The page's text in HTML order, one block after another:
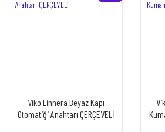
Viko Linnera Beyaz Kapı
Otomatiği Anahtarı ÇERÇEVELİ